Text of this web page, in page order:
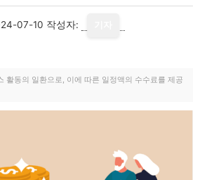
07-10 작성자:
활동의 일환으로, 이에 따른 일정액의 수수료를 제공